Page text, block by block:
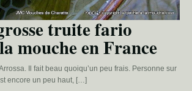
truite fario
mouche en France
Il fait beau quoiqu’un peu frais. Personne sur
encore un peu haut, […]